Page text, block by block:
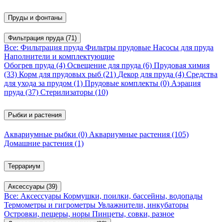
Пруды и фонтаны
Фильтрация пруда (71)
Все: Фильтрация пруда Фильтры прудовые Насосы для пруда
Наполнители и комплектующие
Обогрев пруда (4) Освещение для пруда (6) Прудовая химия
(33) Корм для прудовых рыб (21) Декор для пруда (4) Средства
для ухода за прудом (1) Прудовые комплекты (0) Аэрация
пруда (37) Стерилизаторы (10)
Рыбки и растения
Аквариумные рыбки (0) Аквариумные растения (105)
Домашние растения (1)
Террариум
Аксессуары (39)
Все: Аксессуары Кормушки, поилки, бассейны, водопады
Термометры и гигрометры Увлажнители, инкубаторы
Островки, пещеры, норы Пинцеты, совки, разное